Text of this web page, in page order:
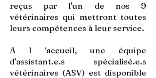
reçus par l'un de nos 9
vétérinaires qui mettront toutes
leurs compétences à leur service.
A l ‘accueil, une équipe
d'assistant.e.s spécialisé.e.s
vétérinaires (ASV) est disponible